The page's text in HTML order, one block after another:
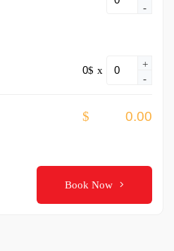
-
$ x
+
-
$
Book Now